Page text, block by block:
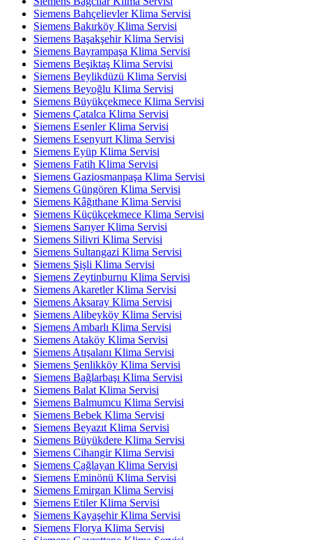
Siemens Bahçelievler Klima Servisi
Siemens Bakırköy Klima Servisi
Siemens Başakşehir Klima Servisi
Siemens Bayrampaşa Klima Servisi
Siemens Beşiktaş Klima Servisi
Siemens Beylikdüzü Klima Servisi
Siemens Beyoğlu Klima Servisi
Siemens Büyükçekmece Klima Servisi
Siemens Çatalca Klima Servisi
Siemens Esenler Klima Servisi
Siemens Esenyurt Klima Servisi
Siemens Eyüp Klima Servisi
Siemens Fatih Klima Servisi
Siemens Gaziosmanpaşa Klima Servisi
Siemens Güngören Klima Servisi
Siemens Kâğıthane Klima Servisi
Siemens Küçükçekmece Klima Servisi
Siemens Sarıyer Klima Servisi
Siemens Silivri Klima Servisi
Siemens Sultangazi Klima Servisi
Siemens Şişli Klima Servisi
Siemens Zeytinburnu Klima Servisi
Siemens Akaretler Klima Servisi
Siemens Aksaray Klima Servisi
Siemens Alibeyköy Klima Servisi
Siemens Ambarlı Klima Servisi
Siemens Ataköy Klima Servisi
Siemens Atışalanı Klima Servisi
Siemens Şenlikköy Klima Servisi
Siemens Bağlarbaşı Klima Servisi
Siemens Balat Klima Servisi
Siemens Balmumcu Klima Servisi
Siemens Bebek Klima Servisi
Siemens Beyazıt Klima Servisi
Siemens Büyükdere Klima Servisi
Siemens Cihangir Klima Servisi
Siemens Çağlayan Klima Servisi
Siemens Eminönü Klima Servisi
Siemens Emirgan Klima Servisi
Siemens Etiler Klima Servisi
Siemens Kayaşehir Klima Servisi
Siemens Florya Klima Servisi